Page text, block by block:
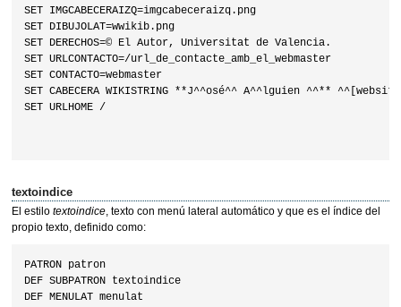
SET IMGCABECERAIZQ=imgcabeceraizq.png
SET DIBUJOLAT=wwikib.png
SET DERECHOS=© El Autor, Universitat de Valencia.
SET URLCONTACTO=/url_de_contacte_amb_el_webmaster
SET CONTACTO=webmaster
SET CABECERA WIKISTRING **J^^osé^^ A^^lguien ^^**
SET URLHOME /
textoindice
El estilo textoindice, texto con menú lateral automático y que es el índice del
propio texto, definido como:
PATRON patron
DEF SUBPATRON textoindice
DEF MENULAT menulat